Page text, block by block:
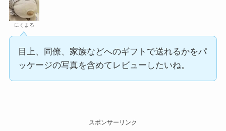
にくまる
目上、同僚、家族などへのギフトで送れるかをパ
ッケージの写真を含めてレビューしたいね。
スポンサーリンク